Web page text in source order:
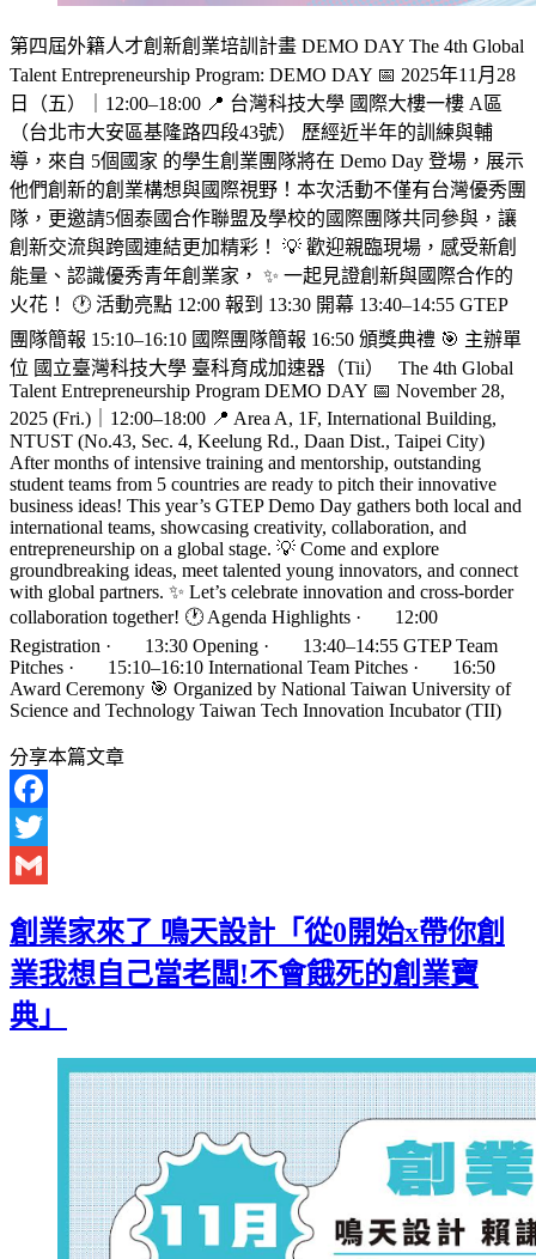
第四屆外籍人才創新創業培訓計畫 DEMO DAY The 4th Global
Talent Entrepreneurship Program: DEMO DAY 📅 2025年11月28
日（五）｜12:00–18:00 📍 台灣科技大學 國際大樓一樓 A區
（台北市大安區基隆路四段43號） 歷經近半年的訓練與輔
導，來自 5個國家 的學生創業團隊將在 Demo Day 登場，展示
他們創新的創業構想與國際視野！本次活動不僅有台灣優秀團
隊，更邀請5個泰國合作聯盟及學校的國際團隊共同參與，讓
創新交流與跨國連結更加精彩！ 💡 歡迎親臨現場，感受新創
能量、認識優秀青年創業家， ✨ 一起見證創新與國際合作的
火花！ 🕐 活動亮點 12:00 報到 13:30 開幕 13:40–14:55 GTEP
團隊簡報 15:10–16:10 國際團隊簡報 16:50 頒獎典禮 🎯 主辦單
位 國立臺灣科技大學 臺科育成加速器（Tii） The 4th Global
Talent Entrepreneurship Program DEMO DAY 📅 November 28,
2025 (Fri.)｜12:00–18:00 📍 Area A, 1F, International Building,
NTUST (No.43, Sec. 4, Keelung Rd., Daan Dist., Taipei City)
After months of intensive training and mentorship, outstanding
student teams from 5 countries are ready to pitch their innovative
business ideas! This year’s GTEP Demo Day gathers both local and
international teams, showcasing creativity, collaboration, and
entrepreneurship on a global stage. 💡 Come and explore
groundbreaking ideas, meet talented young innovators, and connect
with global partners. ✨ Let’s celebrate innovation and cross-border
collaboration together! 🕐 Agenda Highlights · 12:00
Registration · 13:30 Opening · 13:40–14:55 GTEP Team
Pitches · 15:10–16:10 International Team Pitches · 16:50
Award Ceremony 🎯 Organized by National Taiwan University of
Science and Technology Taiwan Tech Innovation Incubator (TII)
分享本篇文章
Facebook
Twitter
創業家來了 鳴天設計「從0開始x帶你創
業我想自己當老闆!不會餓死的創業寶
典」